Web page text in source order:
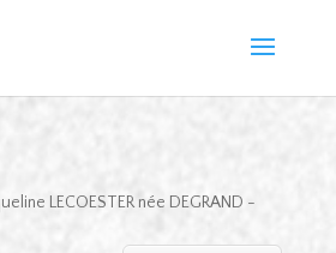
LECOESTER née DEGRAND -